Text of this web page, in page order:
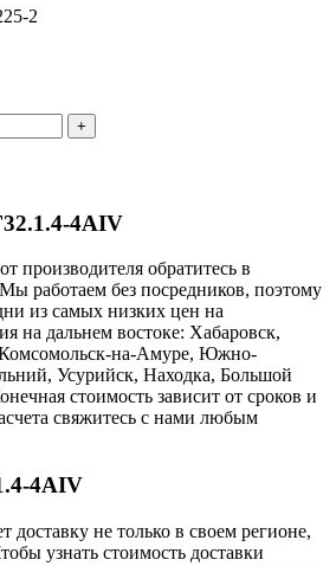
2
+
4АIV
производителя обратитесь в
работаем без посредников, поэтому
из самых низких цен на
на дальнем востоке: Хабаровск,
на-Амуре, Южно-
Усурийск, Находка, Большой
стоимость зависит от сроков и
свяжитесь с нами любым
4АIV
доставку не только в своем регионе,
узнать стоимость доставки